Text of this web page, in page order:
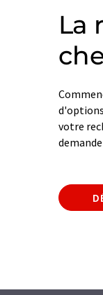
La
votre